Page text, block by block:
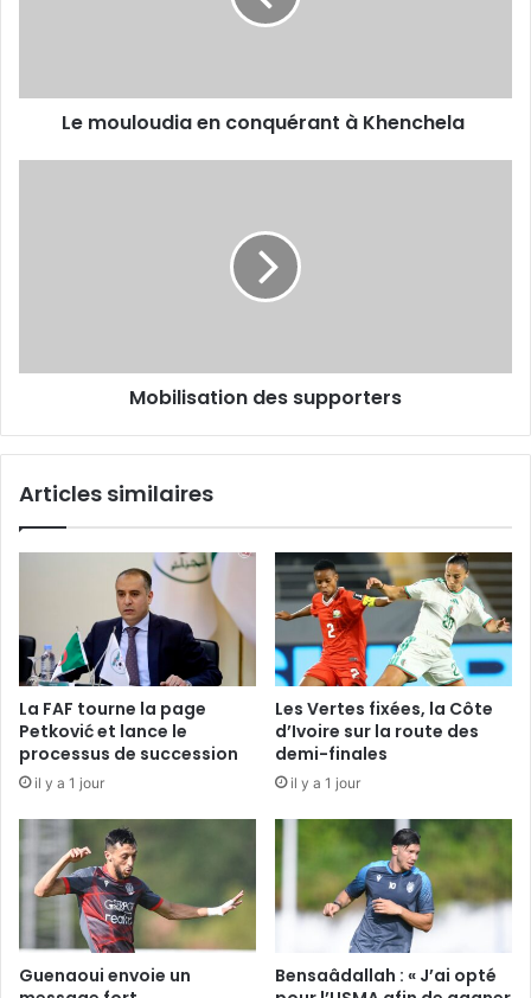
Le mouloudia en conquérant à Khenchela
Mobilisation des supporters
Articles similaires
La FAF tourne la page
Petković et lance le
processus de succession
il y a 1 jour
Les Vertes fixées, la Côte
d’Ivoire sur la route des
demi-finales
il y a 1 jour
Guenaoui envoie un
Bensaâdallah : « J’ai opté